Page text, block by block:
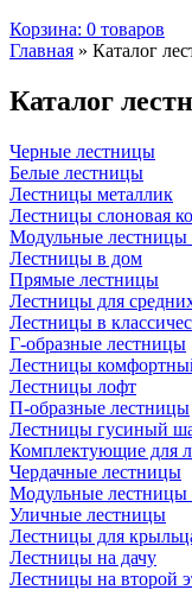
Корзина: 0 товаров
Главная » Каталог
Каталог
Черные лестницы
Белые лестницы
Лестницы металлик
Лестницы слоновая
Модульные
Лестницы в дом
Прямые лестницы
Лестницы для
Лестницы в
Г-образные лестницы
Лестницы
Лестницы лофт
П-образные лестницы
Лестницы гусиный
Комплектующие для
Чердачные лестницы
Модульные лестницы
Уличные лестницы
Лестницы для
Лестницы на дачу
Лестницы на второй